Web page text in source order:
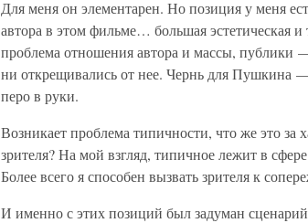
Для меня он элементарен. Но позиция у меня
автора в этом фильме… большая эстетическая
проблема отношения автора и массы, публики
ни открещивались от нее. Чернь для Пушкина
перо в руки.
Возникает проблема типичности, что же это за
зрителя? На мой взгляд, типичное лежит в
Более всего я способен вызвать зрителя к
И именно с этих позиций был задуман